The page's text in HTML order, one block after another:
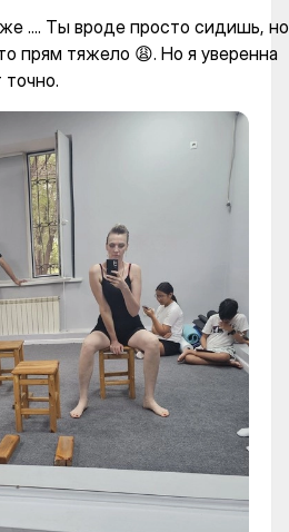
.... Ты вроде просто сидишь, но
прям тяжело 😩. Но я уверенна
точно.